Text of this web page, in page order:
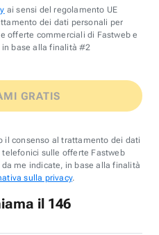
ai sensi del regolamento UE
dei dati personali per
offerte commerciali di Fastweb e
base alla finalità #2
GRATIS
il consenso al trattamento dei dati
sulle offerte Fastweb
me indicate, in base alla finalità
sulla privacy.
il 146